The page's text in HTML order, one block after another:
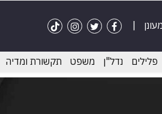
פלילים נדל"ן משפט תקשורת ומדיה